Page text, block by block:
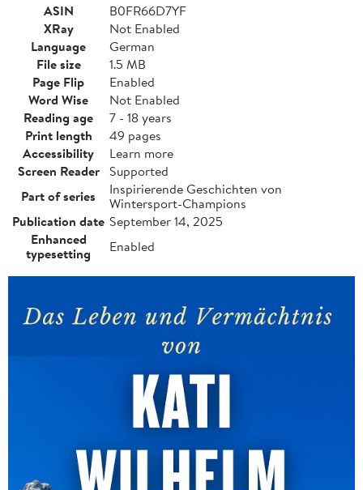
ASIN
B0FR66D7YF
XRay
Not Enabled
Language
German
File size
1.5 MB
Page Flip
Enabled
Word Wise
Not Enabled
Reading age
7 - 18 years
Print length
49 pages
Accessibility
Learn more
Screen Reader Supported
Part of series
Inspirierende Geschichten von
Wintersport-Champions
Publication date September 14, 2025
Enhanced
typesetting
Enabled